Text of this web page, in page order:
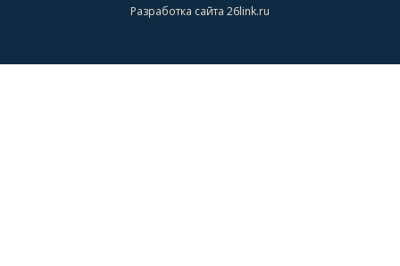
Разработка сайта 26link.ru